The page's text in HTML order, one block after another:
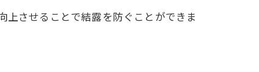
させることで結露を防ぐことができま